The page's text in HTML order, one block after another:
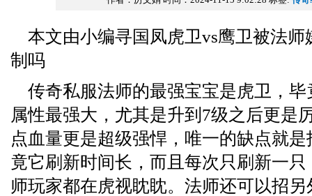
本文由小编寻国凤虎卫vs鹰卫被法
制吗
传奇私服法师的最强宝宝是虎卫，
属性最强大，尤其是升到7级之后更是
点血量更是超级强悍，唯一的缺点就
竟它刷新时间长，而且每次只刷新一
师玩家都在虎视眈眈。法师还可以招